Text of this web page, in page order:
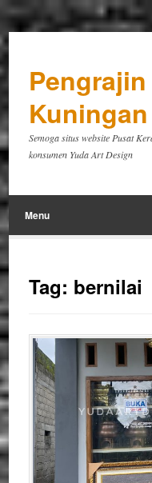
Semoga situs website Pusat
konsumen Yuda Art Design
Menu
Tag: bernilai